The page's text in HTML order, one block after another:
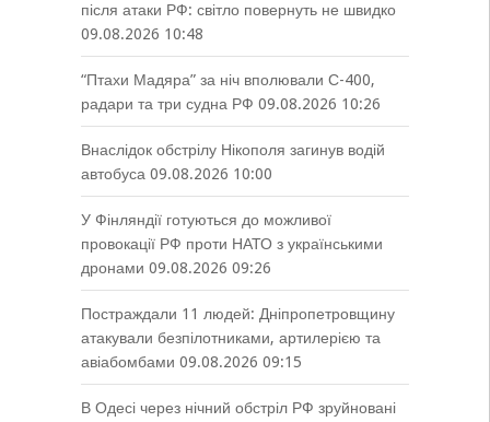
після атаки РФ: світло повернуть не швидко
09.08.2026 10:48
“Птахи Мадяра” за ніч вполювали С-400,
радари та три судна РФ 09.08.2026 10:26
Внаслідок обстрілу Нікополя загинув водій
автобуса 09.08.2026 10:00
У Фінляндії готуються до можливої
провокації РФ проти НАТО з українськими
дронами 09.08.2026 09:26
Постраждали 11 людей: Дніпропетровщину
атакували безпілотниками, артилерією та
авіабомбами 09.08.2026 09:15
В Одесі через нічний обстріл РФ зруйновані